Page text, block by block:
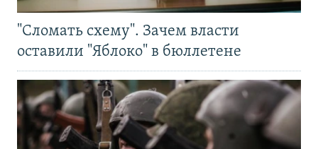
"Сломать схему". Зачем власти
оставили "Яблоко" в бюллетене